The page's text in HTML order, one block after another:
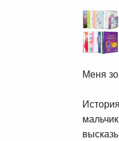
Меня